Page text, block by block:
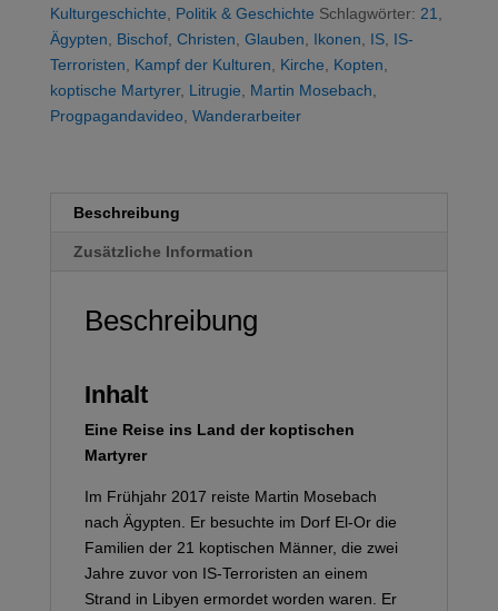
Kulturgeschichte, Politik & Geschichte Schlagwörter: 21,
Ägypten, Bischof, Christen, Glauben, Ikonen, IS, IS-
Terroristen, Kampf der Kulturen, Kirche, Kopten,
koptische Martyrer, Litrugie, Martin Mosebach,
Progpagandavideo, Wanderarbeiter
Beschreibung
Zusätzliche Information
Beschreibung
Inhalt
Eine Reise ins Land der koptischen
Martyrer
Im Frühjahr 2017 reiste Martin Mosebach
nach Ägypten. Er besuchte im Dorf El-Or die
Familien der 21 koptischen Männer, die zwei
Jahre zuvor von IS-Terroristen an einem
Strand in Libyen ermordet worden waren. Er